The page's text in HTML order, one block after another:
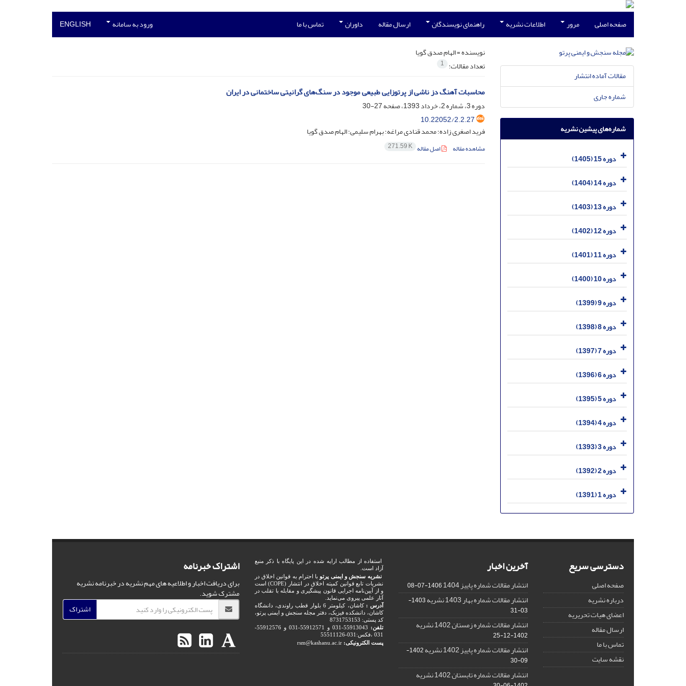
صفحه اصلی مرور اطلاعات نشریه راهنمای نویسندگان ارسال مقاله داوران تماس با ما ورود به سامانه ENGLISH
نویسنده =الهام صدق گویا
تعداد مقالات: 1
محاسبات آهنگ دز ناشی از پرتوزایی طبیعی موجود در سنگ‌های گرانیتی ساختمانی در ایران
دوره 3، شماره 2، خرداد 1393، صفحه
27-30
10.22052/2.2.27
فرید اصغری زاده؛ محمد قنادی مراغه؛ بهرام سلیمی؛ الهام صدق گویا
مشاهده مقاله اصل مقاله 271.59 K
مقالات آماده انتشار
شماره جاری
شماره‌های پیشین نشریه
دوره 15 (1405)
دوره 14 (1404)
دوره 13 (1403)
دوره 12 (1402)
دوره 11 (1401)
دوره 10 (1400)
دوره 9 (1399)
دوره 8 (1398)
دوره 7 (1397)
دوره 6 (1396)
دوره 5 (1395)
دوره 4 (1394)
دوره 3 (1393)
دوره 2 (1392)
دوره 1 (1391)
دسترسی سریع
صفحه اصلی
درباره نشریه
اعضای هیات تحریریه
ارسال مقاله
تماس با ما
نقشه سایت
آخرین اخبار
انتشار مقالات شماره پاییز 1404 1406-07-08
انتشار مقالات شماره بهار 1403 نشریه
1403-
03-31
انتشار مقالات شماره زمستان 1402 نشریه
1402-12-25
انتشار مقالات شماره پاییز 1402 نشریه
1402-
09-30
انتشار مقالات شماره تابستان 1402 نشریه
استفاده از مطالب ارایه شده در این پایگاه با ذکر منبع
آزاد است.
نشریه سنجش و ایمنی پرتو با احترام به قوانین اخلاق در
نشریات تابع قوانین کمیته اخلاق در انتشار (COPE) است
و از آیین‌نامه اجرایی قانون پیشگیری و مقابله با تقلب در
آثار علمی پیروی می‌نماید.
آدرس :
کاشان، کیلومتر 6 بلوار قطب راوندی، دانشگاه
کاشان، دانشکده فیزیک، دفتر مجله سنجش و ایمنی پرتو،
کد پستی: 8731753153
تلفن:
55913043-031 و 55912571-031 و 55912576-
031 ،فکس:031-55511126
پست الکترونیکی: rsm@kashanu.ac.ir
اشتراک خبرنامه
برای دریافت اخبار و اطلاعیه های مهم نشریه در خبرنامه نشریه
مشترک شوید.
اشتراک